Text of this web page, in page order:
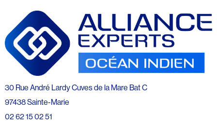
30 Rue André Lardy Cuves de la Mare Bat C
97438 Sainte-Marie
02 62 15 02 51